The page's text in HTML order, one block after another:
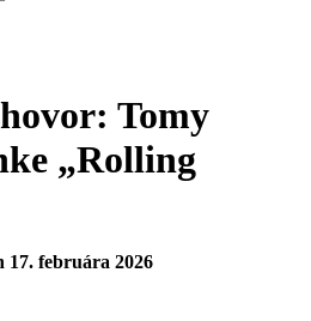
Tomy
„Rolling
17. februára 2026